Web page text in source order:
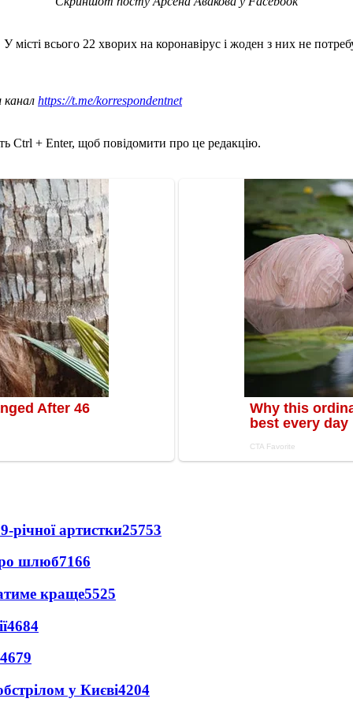
У місті всього 22 хворих на коронавірус і жоден з них не
канал https://t.me/korrespondentnet
Ctrl + Enter, щоб повідомити про це редакцію.
річної артистки25753
шлюб7166
краще5525
4684
4679
у Києві4204